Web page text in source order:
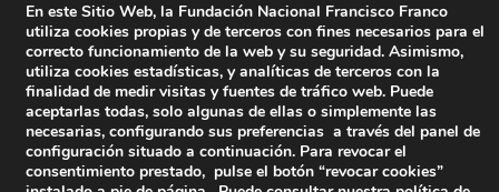
Política de Privacidad y protección de datos– Sus datos
son seguros–Política de Cookies–Condiciones Generales
de uso
Facebook
Twitter
YouTube
En este Sitio Web, la Fundación Nacional Francisco Franco
utiliza cookies propias y de terceros con fines necesarios para el
correcto funcionamiento de la web y su seguridad. Asimismo,
utiliza cookies estadísticas, y analíticas de terceros con la
finalidad de medir visitas y fuentes de tráfico web. Puede
aceptarlas todas, solo algunas de ellas o simplemente las
necesarias, configurando sus preferencias a través del panel de
configuración situado a continuación. Para revocar el
consentimiento prestado, pulse el botón “revocar cookies”